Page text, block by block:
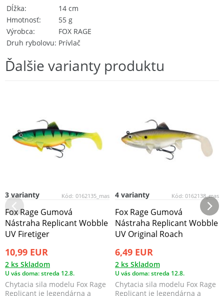
Dĺžka
14 cm
Hmotnosť
55 g
Výrobca
FOX RAGE
Druh rybolovu Prívlač
Ďalšie varianty produktu
Kód: 0162135_mas
3 varianty
Fox Rage Gumová
Nástraha Replicant Wobble
UV Firetiger
10,99 EUR
2 ks Skladom
U vás doma: streda 12.8.
Chytacia sila modelu Fox Rage
Replicant je legendárna a
Kód: 0162138_mas
4 varianty
Fox Rage Gumová
Nástraha Replicant Wobble
UV Original Roach
6,49 EUR
2 ks Skladom
U vás doma: streda 12.8.
Chytacia sila modelu Fox Rage
Replicant je legendárna a